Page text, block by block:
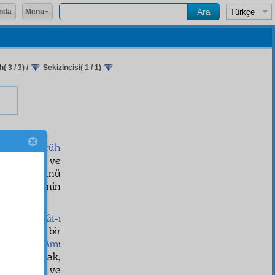
3 / 3) / Sekizincisi( 1 / 1)
teveccüh
çevirmek ve
i ömr
ünü
ebediye nin
terakkiyât-ı
ve tam bir
i İslâmı
i olarak,
olmak ve
Menu